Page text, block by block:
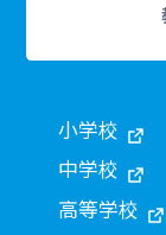
小学校
中学校
高等学校